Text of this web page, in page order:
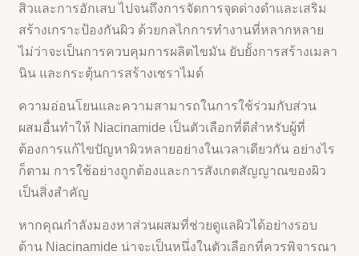
สิวและการอักเสบ ไปจนถึงการจัดการจุดด่างดำและเสริม
สร้างเกราะป้องกันผิว ด้วยกลไกการทำงานที่หลากหลาย
ไม่ว่าจะเป็นการควบคุมการผลิตไขมัน ยับยั้งการสร้างเมลา
นิน และกระตุ้นการสร้างเซราไมด์
ความอ่อนโยนและความสามารถในการใช้ร่วมกับส่วน
ผสมอื่นทำให้ Niacinamide เป็นตัวเลือกที่ดีสำหรับผู้ที่
ต้องการแก้ไขปัญหาผิวหลายอย่างในเวลาเดียวกัน อย่างไร
ก็ตาม การใช้อย่างถูกต้องและการสังเกตสัญญาณของผิว
เป็นสิ่งสำคัญ
หากคุณกำลังมองหาส่วนผสมที่ช่วยดูแลผิวได้อย่างรอบ
ด้าน Niacinamide น่าจะเป็นหนึ่งในตัวเลือกที่ควรพิจารณา